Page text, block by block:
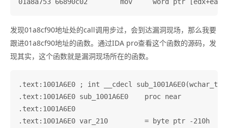
发现01a8cf90地址处的call调用步过，会到达漏洞现场，那么我要
跟进01a8cf90地址的函数。通过IDA pro查看这个函数的源码，发
现其实，这个函数就是漏洞现场所在的函数。
.text:1001A6E0 ; int __cdecl sub_1001A6E0(wchar_t
.text:1001A6E0 sub_1001A6E0    proc near
.text:1001A6E0
.text:1001A6E0 var_210         = byte ptr -210h